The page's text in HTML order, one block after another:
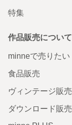
特集
作品販売について
minneで売りたい
食品販売
ヴィンテージ販売
ダウンロード販売